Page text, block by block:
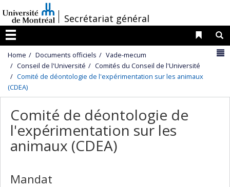
au
contenu
/
Secrétariat général
Menu
Liens
Home Documents officiels
Vade-mecum
Conseil de l'Université
Comités du Conseil de l'Université
Comité de déontologie de l'expérimentation sur les animaux
(CDEA)
Comité de déontologie de
l'expérimentation sur les
animaux (CDEA)
Mandat